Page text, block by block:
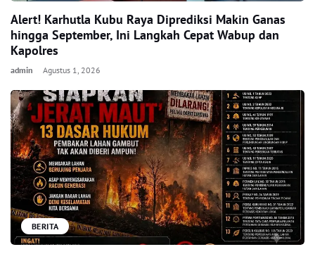
Alert! Karhutla Kubu Raya Diprediksi Makin Ganas
hingga September, Ini Langkah Cepat Wabup dan
Kapolres
admin Agustus 1, 2026
BERITA